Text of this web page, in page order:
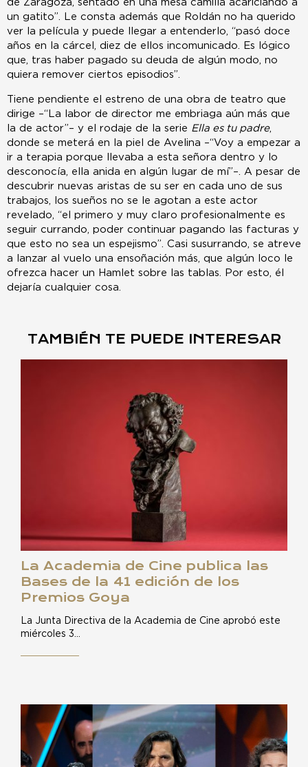
de Zaragoza, sentado en una mesa camilla acariciando a
un gatito”. Le consta además que Roldán no ha querido
ver la película y puede llegar a entenderlo, “pasó doce
años en la cárcel, diez de ellos incomunicado. Es lógico
que, tras haber pagado su deuda de algún modo, no
quiera remover ciertos episodios”.
Tiene pendiente el estreno de una obra de teatro que
dirige –“La labor de director me embriaga aún más que
la de actor”– y el rodaje de la serie Ella es tu padre,
donde se meterá en la piel de Avelina –“Voy a empezar a
ir a terapia porque llevaba a esta señora dentro y lo
desconocía, ella anida en algún lugar de mí”–. A pesar de
descubrir nuevas aristas de su ser en cada uno de sus
trabajos, los sueños no se le agotan a este actor
revelado, “el primero y muy claro profesionalmente es
seguir currando, poder continuar pagando las facturas y
que esto no sea un espejismo”. Casi susurrando, se atreve
a lanzar al vuelo una ensoñación más, que algún loco le
ofrezca hacer un Hamlet sobre las tablas. Por esto, él
dejaría cualquier cosa.
TAMBIÉN TE PUEDE INTERESAR
La Academia de Cine publica las
Bases de la 41 edición de los
Premios Goya
La Junta Directiva de la Academia de Cine aprobó este
miércoles 3…